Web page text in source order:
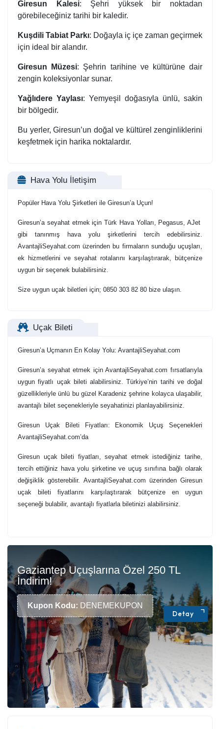
Giresun Kalesi: Şehri yüksek bir noktadan
görebileceğiniz tarihi bir kaledir.
Kuşdili Tabiat Parkı: Doğayla iç içe zaman geçirmek
için ideal bir alandır.
Giresun Müzesi: Şehrin tarihine ve kültürüne dair
zengin koleksiyonlar sunar.
Yağlıdere Yaylası: Yemyeşil doğasıyla ünlü, sakin
bir bölgedir.
Bu yerler, Giresun’un doğal ve kültürel zenginliklerini
keşfetmek için harika noktalardır.
Hava Yolu İletişim
Popüler Hava Yolu Şirketleri ile Giresun’a Uçun!
Giresun’a seyahat etmek için Türk Hava Yolları, Pegasus, AJet
gibi tanınmış hava yolu şirketlerini tercih edebilirsiniz.
AvantajliSeyahat.com üzerinden bu firmaların sunduğu uçuşları,
ek hizmetlerini ve seyahat rotalarını karşılaştırarak, bütçenize
uygun bir seçenek bulabilirsiniz.
Size uygun uçak biletleri için; 0850 303 82 80 bize ulaşın.
Uçak Bileti
Giresun’a Uçmanın En Kolay Yolu: AvantajliSeyahat.com
Giresun’a seyahat etmek için AvantajliSeyahat.com fırsatlarıyla
uygun fiyatlı uçak bileti alabilirsiniz. Türkiye’nin tarihi ve doğal
güzellikleriyle ünlü bu güzel Karadeniz şehrine kolayca ulaşabilir,
avantajlı bilet seçenekleriyle seyahatinizi planlayabilirsiniz.
Giresun Uçak Bileti Fiyatları: Ekonomik Uçuş Seçenekleri
AvantajliSeyahat.com’da
Giresun uçak bileti fiyatları, seyahat etmek istediğiniz tarihe,
tercih ettiğiniz hava yolu şirketine ve uçuş sınıfına bağlı olarak
değişiklik gösterebilir. AvantajliSeyahat.com üzerinden Giresun
uçak bileti fiyatlarını karşılaştırarak bütçenize en uygun
seçeneği bulabilir, avantajlı fiyatlarla biletinizi alabilirsiniz.
Gaziantep Uçuşlarına Özel 250 TL
İndirim!
Kupon Kodu: DENEMEKUPON
Detay